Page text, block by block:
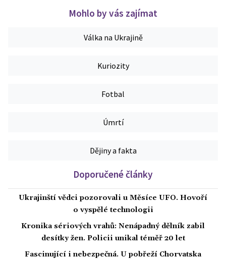
Mohlo by vás zajímat
Válka na Ukrajině
Kuriozity
Fotbal
Úmrtí
Dějiny a fakta
Doporučené články
Ukrajinští vědci pozorovali u Měsíce UFO. Hovoří
o vyspělé technologii
Kronika sériových vrahů: Nenápadný dělník zabil
desítky žen. Policii unikal téměř 20 let
Fascinující i nebezpečná. U pobřeží Chorvatska